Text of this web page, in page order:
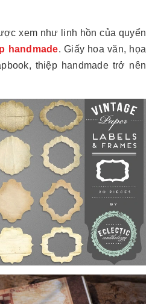
xem như linh hồn của quyển
handmade. Giấy hoa văn, họa
thiệp handmade trở nên